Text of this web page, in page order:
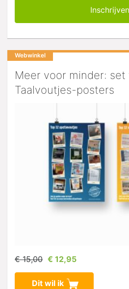
Webwinkel
Meer voor minder: set
Taalvoutjes-posters
€ 15,00 € 12,95
Dit wil ik